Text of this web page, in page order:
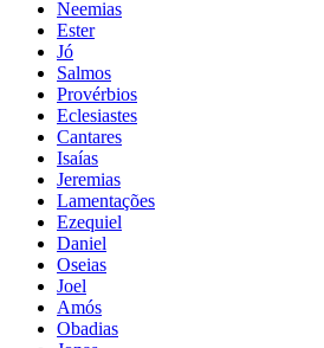
Neemias
Ester
Jó
Salmos
Provérbios
Eclesiastes
Cantares
Isaías
Jeremias
Lamentações
Ezequiel
Daniel
Oseias
Joel
Amós
Obadias